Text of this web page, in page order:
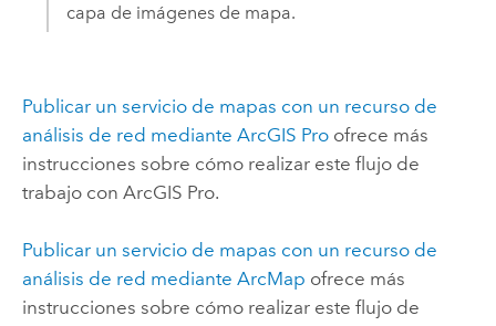
capa de imágenes de mapa.
Publicar un servicio de mapas con un recurso de
análisis de red mediante ArcGIS Proofrece más
instrucciones sobre cómo realizar este flujo de
trabajo con ArcGIS Pro.
Publicar un servicio de mapas con un recurso de
análisis de red mediante ArcMap ofrece más
instrucciones sobre cómo realizar este flujo de